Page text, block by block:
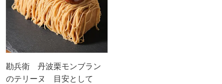
勘兵衛 丹波栗モンブラン
のテリーヌ 目安として